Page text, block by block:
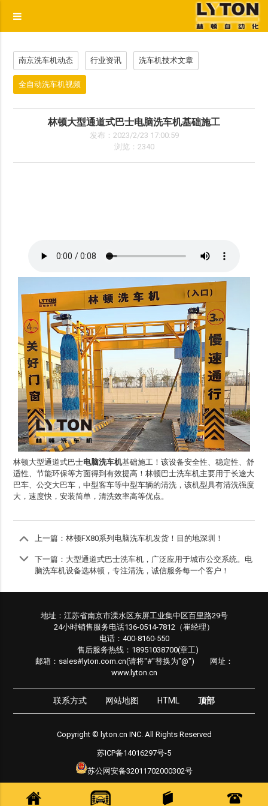
南京洗车机动态 行业资讯 洗车机技术文章
全自动洗车机视频
林顿大型通道式巴士电脑洗车机基础施工
发布：2023/2/23 17:00:59
浏览：2340
林顿大型通道式巴士电脑洗车机基础施工！该设备安全性、稳定性、舒
适性、节能环保等方面得到有效提高！林顿巴士洗车机主要用于长途大
巴车、公交大巴车，中型客车等中型车辆的清洗，该机型具有清洗强度
大，速度快，安装简单，清洗效率高等优点。
上一篇：林顿FX80系列电脑洗车机发货！目的地深圳！
下一篇： 大型通道式巴士洗车机，广泛应用于城市公交系统。电
脑洗车机设备选林顿，专注清洗，诚信服务每一个客户！
地址：江苏省南京市溧水区东屏工业集中区百里路29号
24小时销售服务电话136-0514-7812（崔经理）
电话：400-8160-550
售后服务热线：18951038700(章工)
邮箱：sales#lyton.com.cn(请将"#"替换为"@") 网址：
www.lyton.cn
联系方式 网站地图 HTML 顶部
Copyright © lyton.cn INC. All Rights Reserved
苏ICP备14016297号-5
苏公网安备32011702000302号